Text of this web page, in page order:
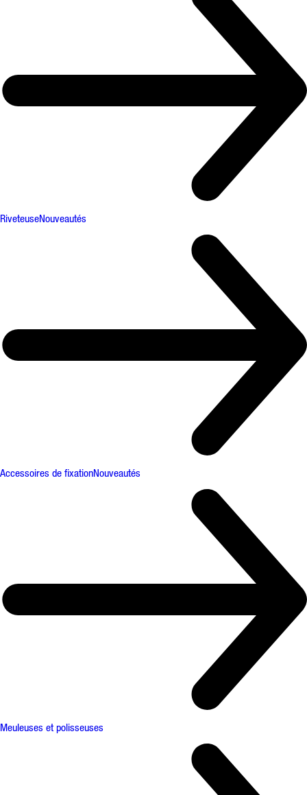
RiveteuseNouveautés
Accessoires de fixationNouveautés
Meuleuses et polisseuses